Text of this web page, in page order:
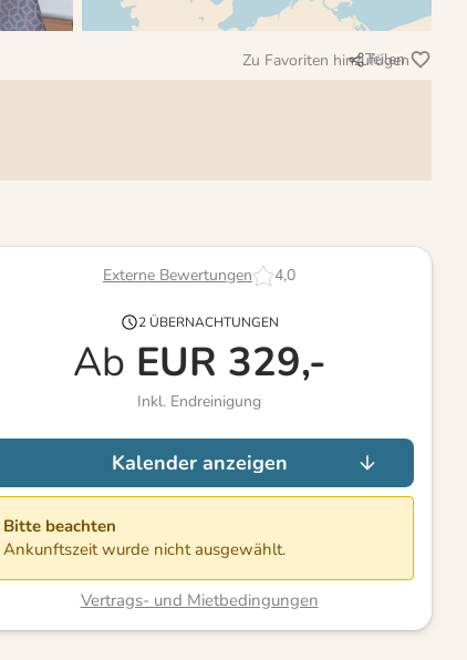
Zu Favoriten hinzufügen
Teilen
Externe Bewertungen 4,0
2 ÜBERNACHTUNGEN
Ab EUR 329,-
Inkl. Endreinigung
Kalender anzeigen
Bitte beachten
Ankunftszeit wurde nicht ausgewählt.
Vertrags- und Mietbedingungen